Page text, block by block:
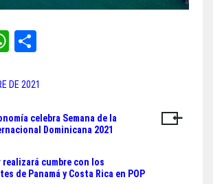
W
ts
pp
e
DE 2021
celebra Semana de la
Dominicana 2021
realizará cumbre con los
de Panamá y Costa Rica en POP